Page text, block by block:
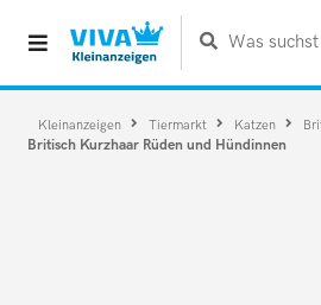
Was
Kleinanzeigen Tiermarkt Katzen
Britisch Kurzhaar Rüden und Hündinnen